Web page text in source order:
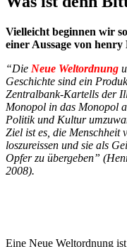
Vielleicht beginnen wir
einer Aussage von
“Die Neue Weltordnung
Geschichte sind ein
Zentralbank-Kartells der
Monopol in das Monopol
Politik und Kultur
Ziel ist es, die Menschheit
loszureissen und sie als
Opfer zu übergeben”
2008).
Eine Neue Weltordnung